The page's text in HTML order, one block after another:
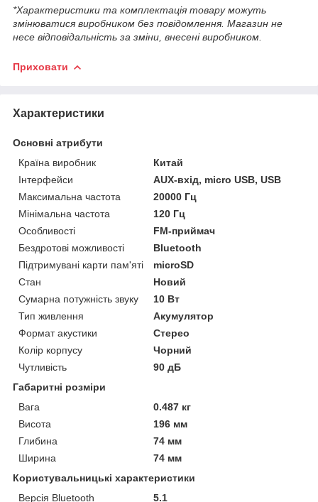
*Характеристики та комплектація товару можуть
змінюватися виробником без повідомлення. Магазин не
несе відповідальність за зміни, внесені виробником.
Приховати
Характеристики
Основні атрибути
Країна виробник
Китай
Інтерфейси
AUX-вхід, micro USB, USB
Максимальна частота
20000 Гц
Мінімальна частота
120 Гц
Особливості
FM-приймач
Бездротові можливості
Bluetooth
Підтримувані карти пам'яті
microSD
Стан
Новий
Сумарна потужність звуку
10 Вт
Тип живлення
Акумулятор
Формат акустики
Стерео
Колір корпусу
Чорний
Чутливість
90 дБ
Габаритні розміри
Вага
0.487 кг
Висота
196 мм
Глибина
74 мм
Ширина
74 мм
Користувальницькі характеристики
Версія Bluetooth
5.1